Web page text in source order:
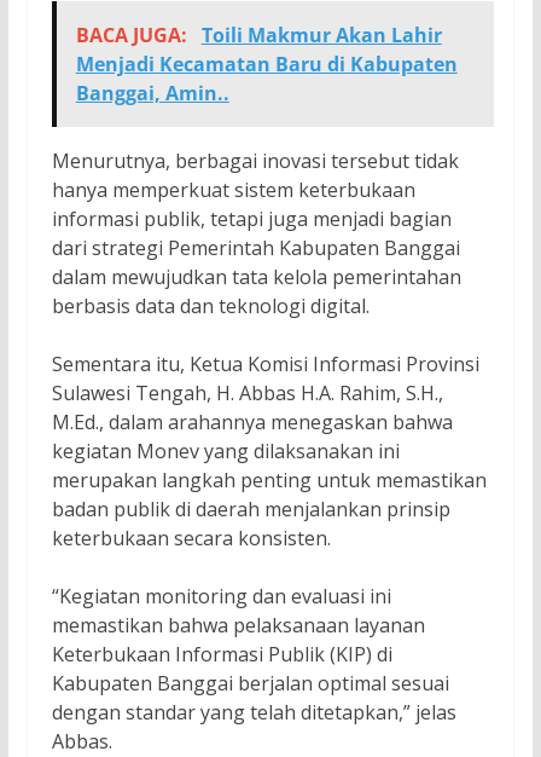
BACA JUGA: Toili Makmur Akan Lahir
Menjadi Kecamatan Baru di Kabupaten
Banggai, Amin..
Menurutnya, berbagai inovasi tersebut tidak
hanya memperkuat sistem keterbukaan
informasi publik, tetapi juga menjadi bagian
dari strategi Pemerintah Kabupaten Banggai
dalam mewujudkan tata kelola pemerintahan
berbasis data dan teknologi digital.
Sementara itu, Ketua Komisi Informasi Provinsi
Sulawesi Tengah, H. Abbas H.A. Rahim, S.H.,
M.Ed., dalam arahannya menegaskan bahwa
kegiatan Monev yang dilaksanakan ini
merupakan langkah penting untuk memastikan
badan publik di daerah menjalankan prinsip
keterbukaan secara konsisten.
“Kegiatan monitoring dan evaluasi ini
memastikan bahwa pelaksanaan layanan
Keterbukaan Informasi Publik (KIP) di
Kabupaten Banggai berjalan optimal sesuai
dengan standar yang telah ditetapkan,” jelas
Abbas.